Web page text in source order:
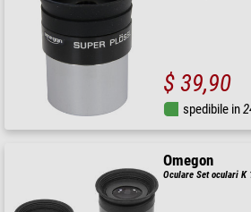
$ 39,90
spedibile in
Omegon
Oculare Set oculari K